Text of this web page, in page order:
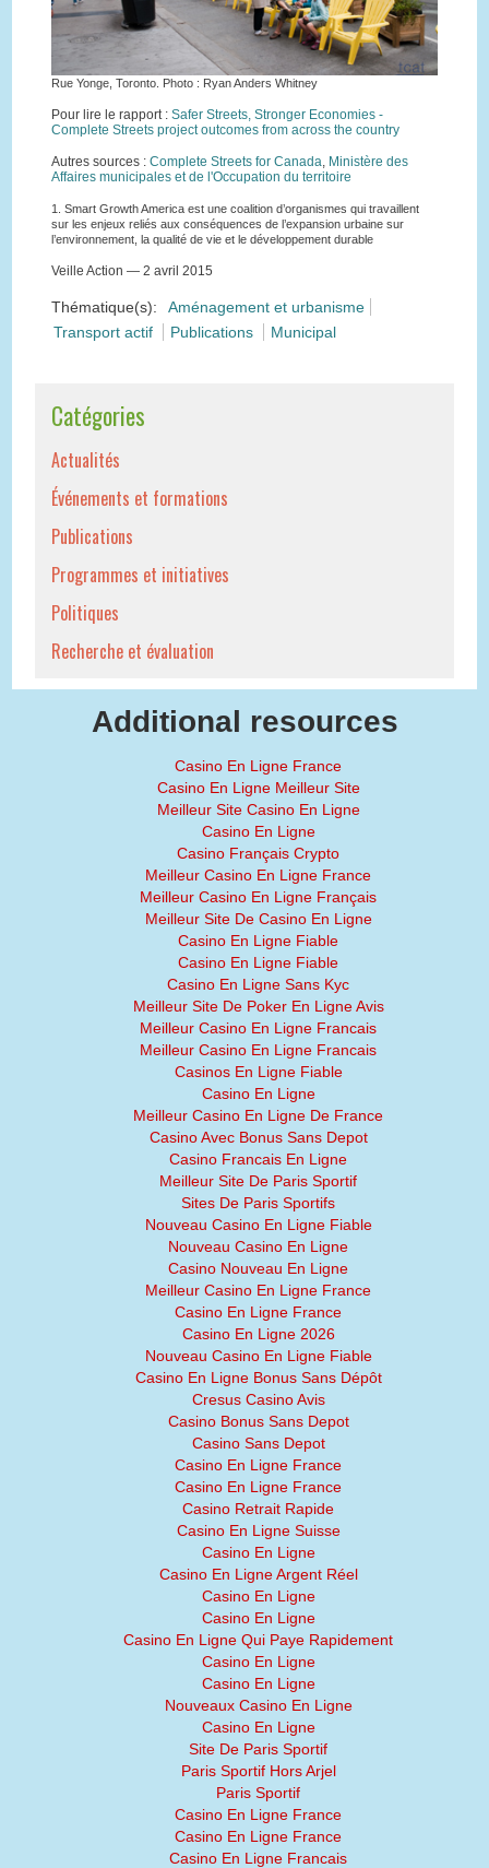
Rue Yonge, Toronto. Photo : Ryan Anders Whitney
Pour lire le rapport : Safer Streets, Stronger Economies -
Complete Streets project outcomes from across the country
Autres sources : Complete Streets for Canada Ministère des
Affaires municipales et de l'Occupation du territoire
1. Smart Growth America est une coalition d’organismes qui travaillent
sur les enjeux reliés aux conséquences de l’expansion urbaine sur
l’environnement, la qualité de vie et le développement durable
Veille Action — 2 avril 2015
Thématique(s):
Aménagement et urbanisme
Transport actif
Publications Municipal
Catégories
Actualités
Événements et formations
Publications
Programmes et initiatives
Politiques
Recherche et évaluation
Additional resources
Casino En Ligne France
Casino En Ligne Meilleur Site
Meilleur Site Casino En Ligne
Casino En Ligne
Casino Français Crypto
Meilleur Casino En Ligne France
Meilleur Casino En Ligne Français
Meilleur Site De Casino En Ligne
Casino En Ligne Fiable
Casino En Ligne Fiable
Casino En Ligne Sans Kyc
Meilleur Site De Poker En Ligne Avis
Meilleur Casino En Ligne Francais
Meilleur Casino En Ligne Francais
Casinos En Ligne Fiable
Casino En Ligne
Meilleur Casino En Ligne De France
Casino Avec Bonus Sans Depot
Casino Francais En Ligne
Meilleur Site De Paris Sportif
Sites De Paris Sportifs
Nouveau Casino En Ligne Fiable
Nouveau Casino En Ligne
Casino Nouveau En Ligne
Meilleur Casino En Ligne France
Casino En Ligne France
Casino En Ligne 2026
Nouveau Casino En Ligne Fiable
Casino En Ligne Bonus Sans Dépôt
Cresus Casino Avis
Casino Bonus Sans Depot
Casino Sans Depot
Casino En Ligne France
Casino En Ligne France
Casino Retrait Rapide
Casino En Ligne Suisse
Casino En Ligne
Casino En Ligne Argent Réel
Casino En Ligne
Casino En Ligne
Casino En Ligne Qui Paye Rapidement
Casino En Ligne
Casino En Ligne
Nouveaux Casino En Ligne
Casino En Ligne
Site De Paris Sportif
Paris Sportif Hors Arjel
Paris Sportif
Casino En Ligne France
Casino En Ligne France
Casino En Ligne Francais